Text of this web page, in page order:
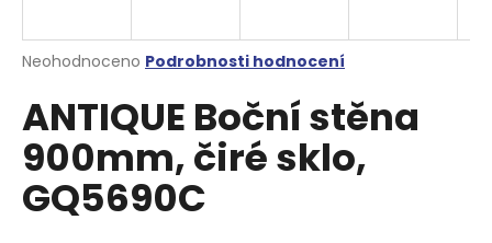
Průměrné
produktu
je
0,0
z
5
hvězdiček.
Neohodnoceno Podrobnosti hodnocení
ANTIQUE Boční stěna
900mm, čiré sklo,
GQ5690C
j
t
?